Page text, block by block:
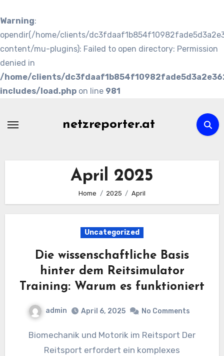
Warning:
opendir(/home/clients/
content/mu-plugins): Failed to open directory: Permission
denied in
/home/clients/
includes/load.php on line 981
netzreporter.at
April 2025
Home 2025 April
Uncategorized
Die wissenschaftliche Basis
hinter dem Reitsimulator
Training: Warum es funktioniert
admin April 6, 2025 No Comments
Biomechanik und Motorik im Reitsport Der
Reitsport erfordert ein komplexes